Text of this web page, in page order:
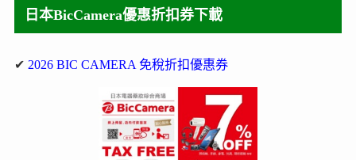
日本BicCamera優惠折扣券下載
✔ 2026 BIC CAMERA 免稅折扣優惠券